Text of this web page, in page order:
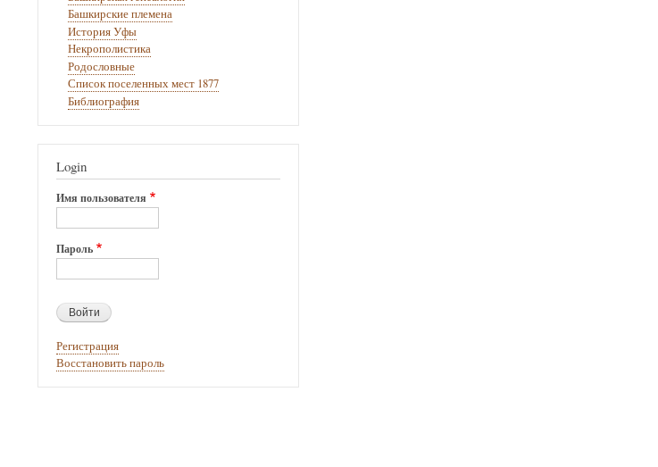
Башкирские племена
История Уфы
Некрополистика
Родословные
Список поселенных мест 1877
Библиография
Login
Имя пользователя
Пароль
Регистрация
Восстановить пароль